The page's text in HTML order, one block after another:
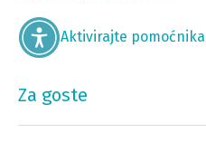
Aktivirajte pomoćnika
Za goste